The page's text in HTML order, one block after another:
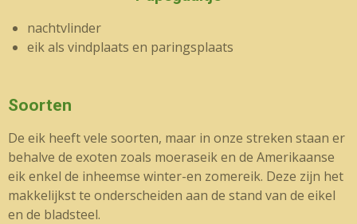
nachtvlinder
eik als vindplaats en paringsplaats
Soorten
De eik heeft vele soorten, maar in onze streken staan er
behalve de exoten zoals moeraseik en de Amerikaanse
eik enkel de inheemse winter-en zomereik. Deze zijn het
makkelijkst te onderscheiden aan de stand van de eikel
en de bladsteel.